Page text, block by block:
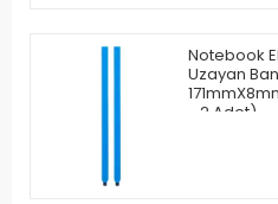
Notebook
Uzayan
- 2 Adet)